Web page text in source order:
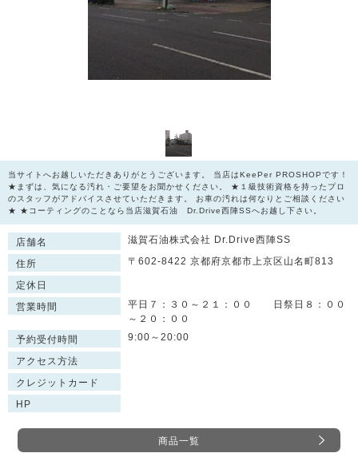
当サイトへお越しいただきありがとうございます。 当店はKeePer PROSHOPです！
★まずは、気になる汚れ・ご要望をお聞かせください。 ★１級技術資格を持ったプロ
のスタッフがアドバイスさせていただきます。 お車の汚れは何なりとご相談ください
★ ★コーティングのことなら当店滋賀石油 Dr.Drive西陣SSへお越し下さい。
店舗名 滋賀石油株式会社 Dr.Drive西陣SS
住所 〒602-8422 京都府京都市上京区山名町813
定休日
営業時間
平日７：３０～２１：００ 日祭日８：００
～２０：００
予約受付時間
9:00～20:00
アクセス方法
クレジットカード
HP
商品一覧